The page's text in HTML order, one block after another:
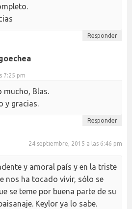
Responder
7:25 pm
mucho, Blas.
y gracias.
Responder
24 septiembre, 2015 a las 6:46 pm
y amoral país y en la triste
nos ha tocado vivir, sólo se
se teme por buena parte de su
Keylor ya lo sabe.